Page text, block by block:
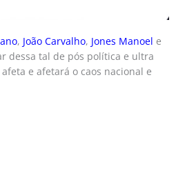
, João Carvalho, Jones Manoel e
dessa tal de pós política e ultra
e afetará o caos nacional e